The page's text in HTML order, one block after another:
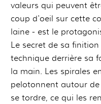
valeurs qui peuvent
coup d'oeil sur cette
laine - est le
Le secret de sa
technique derrière sa
la main. Les spirales
pelotonnent autour
se tordre, ce qui les